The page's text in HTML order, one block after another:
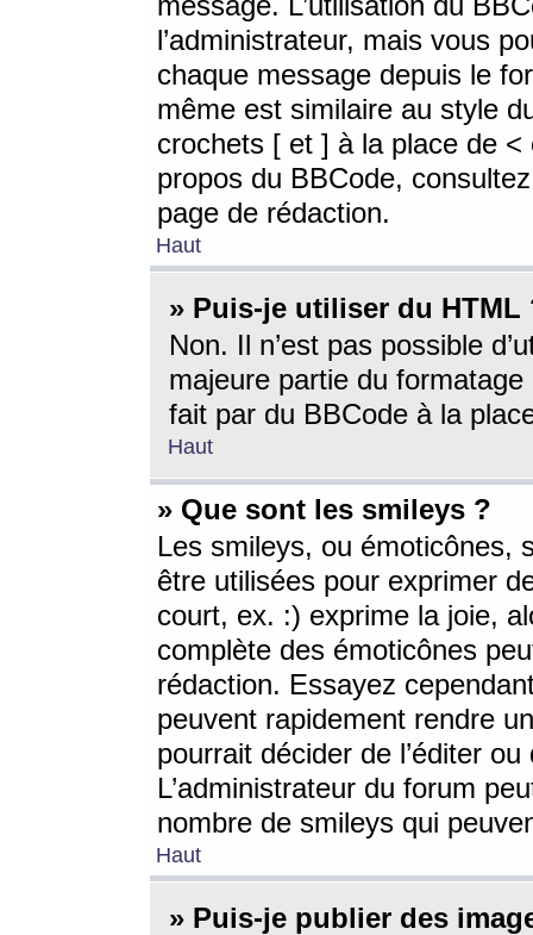
l’administrateur, mais vous
chaque message depuis le
même est similaire au style
crochets [ et ] à la place de <
propos du BBCode,
page de rédaction.
Haut
» Puis-je utiliser du HTML
Non. Il n’est pas possible
majeure partie du
fait par du BBCode à la
Haut
» Que sont les smileys ?
Les smileys, ou émoticônes,
être utilisées pour exprimer
court, ex. :) exprime la joie,
complète des émoticônes
rédaction. Essayez
peuvent rapidement rendre
pourrait décider de l’éditer
L’administrateur du forum
nombre de smileys qui
Haut
» Puis-je publier des